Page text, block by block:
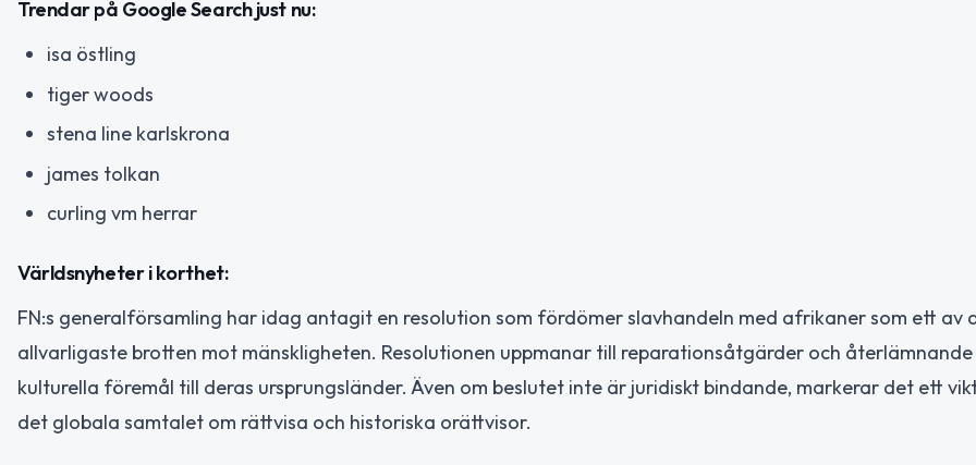
Trendar på Google Search just nu:
isa östling
tiger woods
stena line karlskrona
james tolkan
curling vm herrar
Världsnyheter i korthet:
FN:s generalförsamling har idag antagit en resolution som fördömer slavhandeln med afrikaner som ett av
allvarligaste brotten mot mänskligheten. Resolutionen uppmanar till reparationsåtgärder och
kulturella föremål till deras ursprungsländer. Även om beslutet inte är juridiskt bindande, markerar det ett
det globala samtalet om rättvisa och historiska orättvisor.